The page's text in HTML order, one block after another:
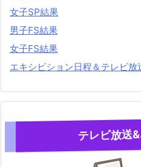
女子SP結果
男子FS結果
女子FS結果
エキシビション日程＆テレビ放
テレビ放送